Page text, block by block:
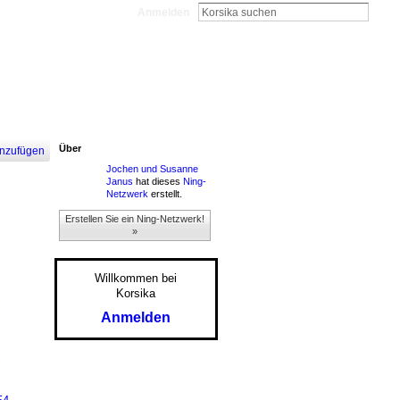
Über
Jochen und Susanne
Janus hat dieses Ning-
Netzwerk erstellt.
Erstellen Sie ein Ning-Netzwerk!
»
Willkommen bei
Korsika
Anmelden